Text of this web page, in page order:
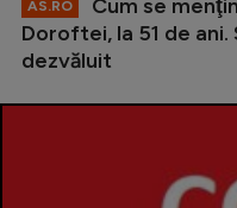
AS.RO
Cum se
Doroftei, la 51 de
dezvăluit